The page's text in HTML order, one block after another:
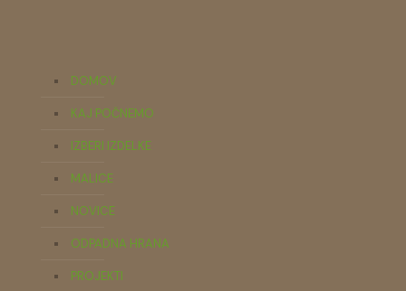
DOMOV
KAJ POČNEMO
IZBERI IZDELKE
MALICE
NOVICE
ODPADNA HRANA
PROJEKTI